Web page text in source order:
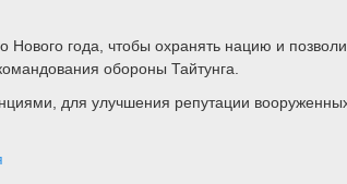
года, чтобы охранять нацию и
обороны Тайтунга.
для улучшения репутации